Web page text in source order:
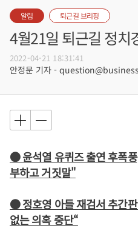
알림 퇴근길 브리핑
4월21일 퇴근길 정치
2022-04-21 18:31:41
안정문 기자 -
● 윤석열 유퀴즈 출연 후폭
부하고 거짓말"
● 정호영 아들 재검서 추간
없는 의혹 중단“